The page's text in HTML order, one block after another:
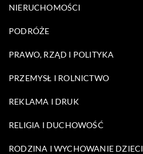
NIERUCHOMOŚCI
PODRÓŻE
PRAWO, RZĄD I POLITYKA
PRZEMYSŁ I ROLNICTWO
REKLAMA I DRUK
RELIGIA I DUCHOWOŚĆ
RODZINA I WYCHOWANIE DZIECI